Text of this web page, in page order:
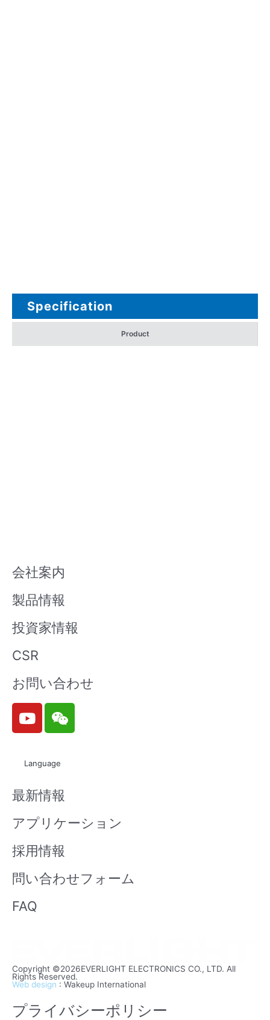
Specification
Product
会社案内
製品情報
投資家情報
CSR
お問い合わせ
Y
o
u
b
e
W
e
i
n
Language
最新情報
アプリケーション
採用情報
問い合わせフォーム
FAQ
Copyright ©2026EVERLIGHT ELECTRONICS CO., LTD. All
Rights Reserved.
Web design : Wakeup International
プライバシーポリシー